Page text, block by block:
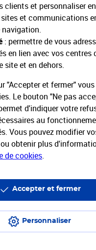
clients et personnaliser
sites et communications
navigation.
: permettre de vous
en lien avec vos centres
site et en dehors.
"Accepter et fermer"
Le bouton "Ne pas
d'indiquer votre
au
Vous pouvez modifier
obtenir plus
de cookies.
Personnaliser
Accepter et fermer
Assistance